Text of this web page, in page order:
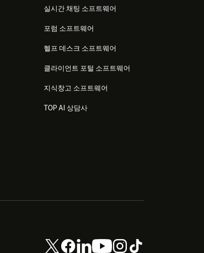
실시간 채팅 소프트웨어
포럼 소프트웨어
헬프 데스크 소프트웨어
클라이언트 포털 소프트웨어
지식창고 소프트웨어
TOP AI 상담사